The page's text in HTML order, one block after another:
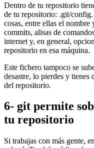
Dentro de tu repositorio
de tu repositorio: .git/
cosas, entre ellas el
commits, alisas de
internet y, en general,
repositorio en esa máquina.
Este fichero tampoco se
desastre, lo pierdes y
del repositorio.
6- git permite
tu repositorio
Si trabajas con más gente,